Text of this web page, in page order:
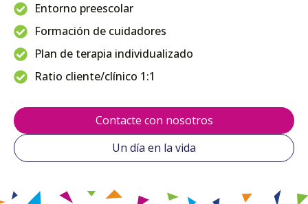
Entorno preescolar
Formación de cuidadores
Plan de terapia individualizado
Ratio cliente/clínico 1:1
Contacte con nosotros
Un día en la vida